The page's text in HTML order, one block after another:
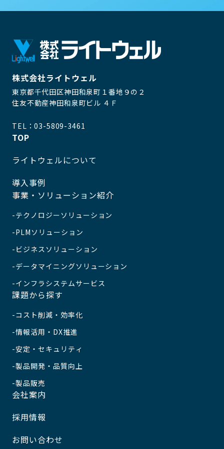
株式会社ライトウェル
東京都千代田区神田和泉町１番地９の２
住友不動産神田和泉町ビル ４Ｆ
TEL：03-5809-3461
TOP
ライトウェルについて
導入事例
事業・ソリューション紹介
テクノロジーソリューション
PLMソリューション
ビジネスソリューション
データマイニングソリューション
インフラシステムサービス
課題から探す
コスト削減・効率化
情報活用・DX推進
安定・セキュリティ
製品開発・品質向上
製品販売
会社案内
採用情報
お問い合わせ